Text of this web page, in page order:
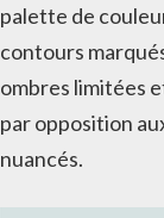
palette de
contours
ombres limitées
par opposition
nuancés.